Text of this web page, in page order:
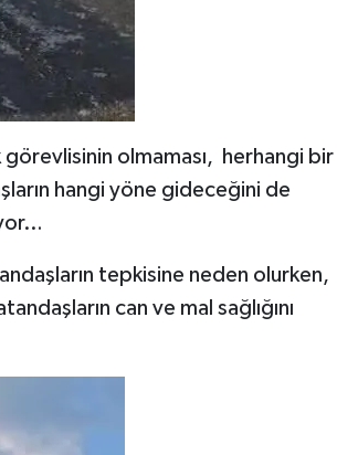
olmaması, herhangi bir
hangi yöne gideceğini de
tepkisine neden olurken,
can ve mal sağlığını